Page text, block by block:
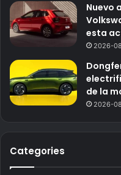
Nuevo
esta
2026-
de la
2026-
Categories